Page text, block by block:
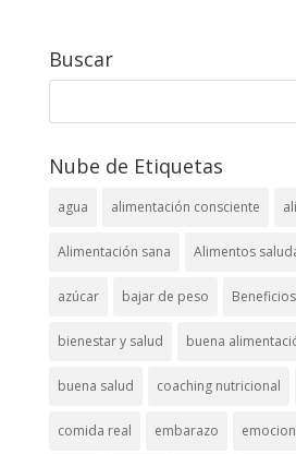
Buscar
Nube de Etiquetas
agua alimentación consciente
Alimentación sana Alimentos
azúcar bajar de peso
bienestar y salud buena
buena salud coaching nutricional
comida real embarazo